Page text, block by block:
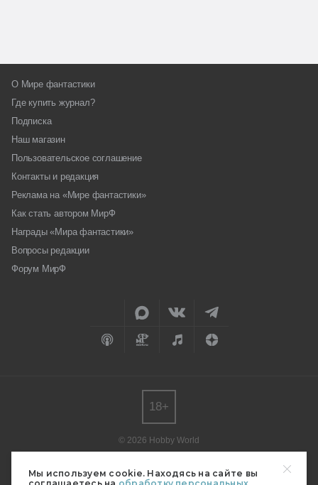
Мы используем cookie. Находясь на сайте вы
О Мире фантастики
Где купить журнал?
Подписка
Наш магазин
Пользовательское соглашение
Контакты и редакция
Реклама на «Мире фантастики»
Как стать автором МирФ
Награды «Мира фантастики»
Вопросы редакции
Форум МирФ
© 2026 Hobby World
редакции.
18+